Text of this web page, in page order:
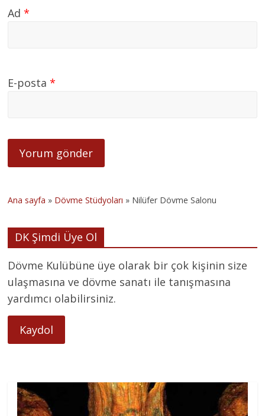
Ad*
E-posta*
Ana sayfa » Dövme Stüdyoları » Nilüfer Dövme Salonu
DK Şimdi Üye Ol
Dövme Kulübüne üye olarak bir çok kişinin size
ulaşmasına ve dövme sanatı ile tanışmasına
yardımcı olabilirsiniz.
Kaydol